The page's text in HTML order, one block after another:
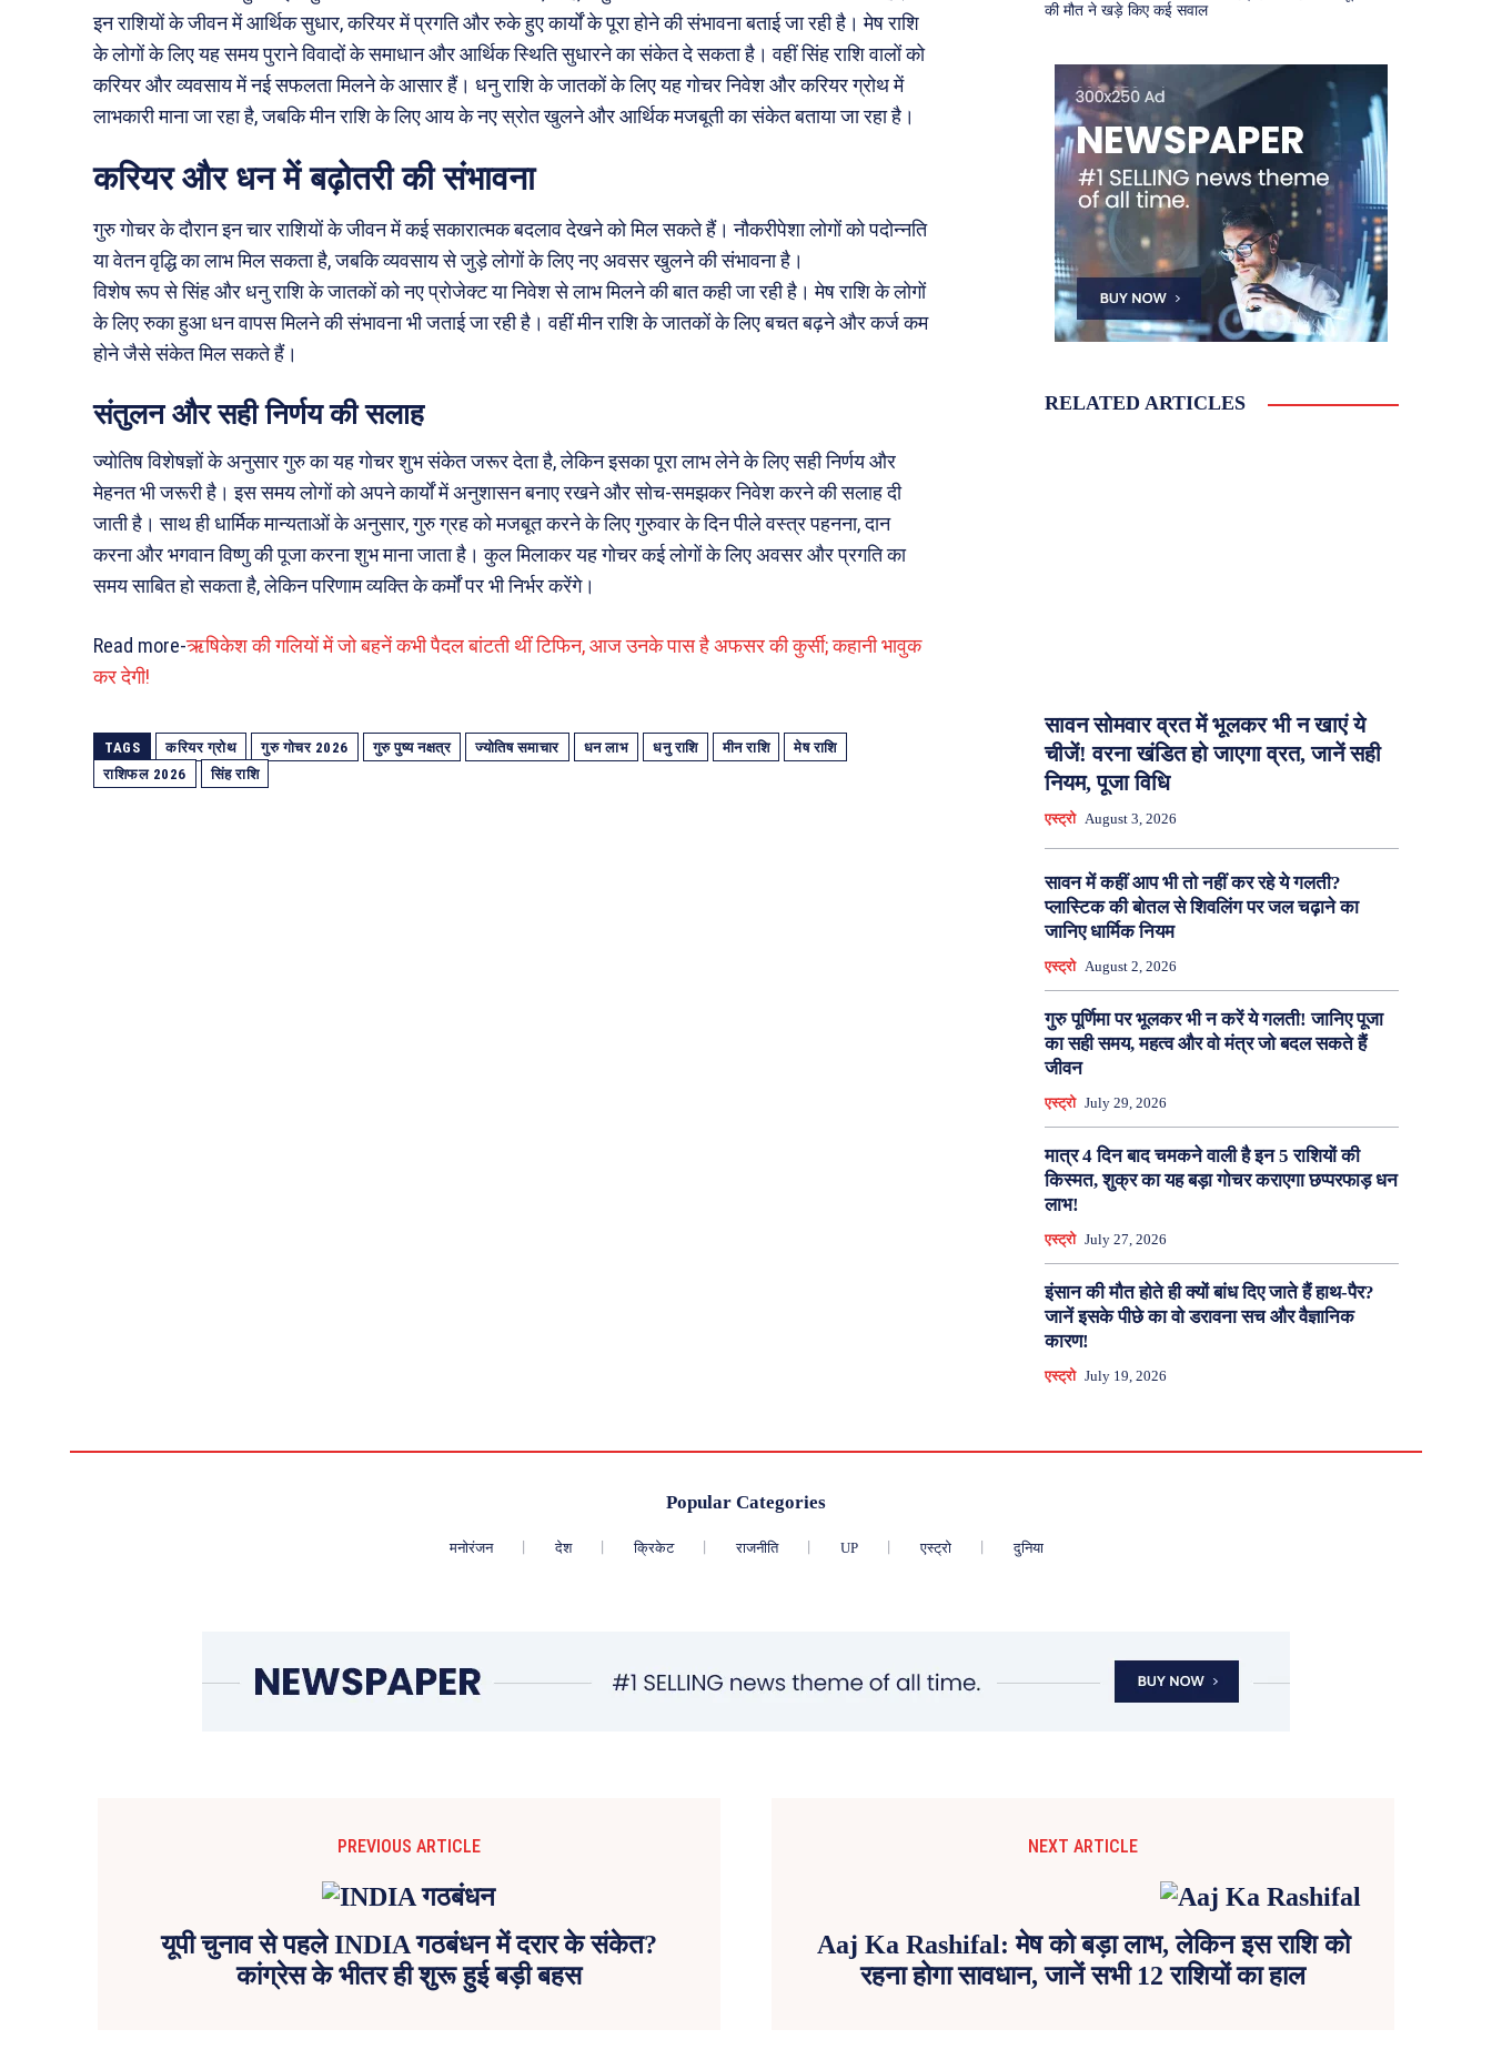
इन राशियों के जीवन में आर्थिक सुधार, करियर में प्रगति और रुके हुए कार्यों के पूरा होने की संभावना बताई जा रही है। मेष राशि
के लोगों के लिए यह समय पुराने विवादों के समाधान और आर्थिक स्थिति सुधारने का संकेत दे सकता है। वहीं सिंह राशि वालों को
करियर और व्यवसाय में नई सफलता मिलने के आसार हैं। धनु राशि के जातकों के लिए यह गोचर निवेश और करियर ग्रोथ में
लाभकारी माना जा रहा है, जबकि मीन राशि के लिए आय के नए स्रोत खुलने और आर्थिक मजबूती का संकेत बताया जा रहा है।
करियर और धन में बढ़ोतरी की संभावना
गुरु गोचर के दौरान इन चार राशियों के जीवन में कई सकारात्मक बदलाव देखने को मिल सकते हैं। नौकरीपेशा लोगों को पदोन्नति
या वेतन वृद्धि का लाभ मिल सकता है, जबकि व्यवसाय से जुड़े लोगों के लिए नए अवसर खुलने की संभावना है।
विशेष रूप से सिंह और धनु राशि के जातकों को नए प्रोजेक्ट या निवेश से लाभ मिलने की बात कही जा रही है। मेष राशि के लोगों
के लिए रुका हुआ धन वापस मिलने की संभावना भी जताई जा रही है। वहीं मीन राशि के जातकों के लिए बचत बढ़ने और कर्ज कम
होने जैसे संकेत मिल सकते हैं।
संतुलन और सही निर्णय की सलाह
ज्योतिष विशेषज्ञों के अनुसार गुरु का यह गोचर शुभ संकेत जरूर देता है, लेकिन इसका पूरा लाभ लेने के लिए सही निर्णय और
मेहनत भी जरूरी है। इस समय लोगों को अपने कार्यों में अनुशासन बनाए रखने और सोच-समझकर निवेश करने की सलाह दी
जाती है। साथ ही धार्मिक मान्यताओं के अनुसार, गुरु ग्रह को मजबूत करने के लिए गुरुवार के दिन पीले वस्त्र पहनना, दान
करना और भगवान विष्णु की पूजा करना शुभ माना जाता है। कुल मिलाकर यह गोचर कई लोगों के लिए अवसर और प्रगति का
समय साबित हो सकता है, लेकिन परिणाम व्यक्ति के कर्मों पर भी निर्भर करेंगे।
Read more-ऋषिकेश की गलियों में जो बहनें कभी पैदल बांटती थीं टिफिन, आज उनके पास है अफसर की कुर्सी; कहानी भावुक
कर देगी!
TAGS करियर ग्रोथ गुरु गोचर 2026 गुरु पुष्य नक्षत्र ज्योतिष समाचार धन लाभ धनु राशि मीन राशि
मेष राशि
राशिफल 2026
सिंह राशि
की मौत ने खड़े किए कई सवाल
RELATED ARTICLES
सावन सोमवार व्रत में भूलकर भी न खाएं ये
चीजें! वरना खंडित हो जाएगा व्रत, जानें सही
नियम, पूजा विधि
एस्ट्रो August 3, 2026
सावन में कहीं आप भी तो नहीं कर रहे ये गलती?
प्लास्टिक की बोतल से शिवलिंग पर जल चढ़ाने का
जानिए धार्मिक नियम
एस्ट्रो August 2, 2026
गुरु पूर्णिमा पर भूलकर भी न करें ये गलती! जानिए पूजा
का सही समय, महत्व और वो मंत्र जो बदल सकते हैं
जीवन
एस्ट्रो July 29, 2026
मात्र 4 दिन बाद चमकने वाली है इन 5 राशियों की
किस्मत, शुक्र का यह बड़ा गोचर कराएगा छप्परफाड़ धन
लाभ!
एस्ट्रो July 27, 2026
इंसान की मौत होते ही क्यों बांध दिए जाते हैं हाथ-पैर?
जानें इसके पीछे का वो डरावना सच और वैज्ञानिक
कारण!
एस्ट्रो July 19, 2026
Popular Categories
मनोरंजन देश क्रिकेट राजनीति UP एस्ट्रो दुनिया
PREVIOUS ARTICLE
यूपी चुनाव से पहले INDIA गठबंधन में दरार के संकेत?
कांग्रेस के भीतर ही शुरू हुई बड़ी बहस
NEXT ARTICLE
Aaj Ka Rashifal: मेष को बड़ा लाभ, लेकिन इस राशि को
रहना होगा सावधान, जानें सभी 12 राशियों का हाल